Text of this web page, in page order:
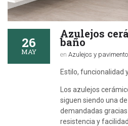
26
MAY
Azulejos
baño
en Azulejos y
Estilo, funcionalidad
Los azulejos
siguen siendo una
demandadas
resistencia y